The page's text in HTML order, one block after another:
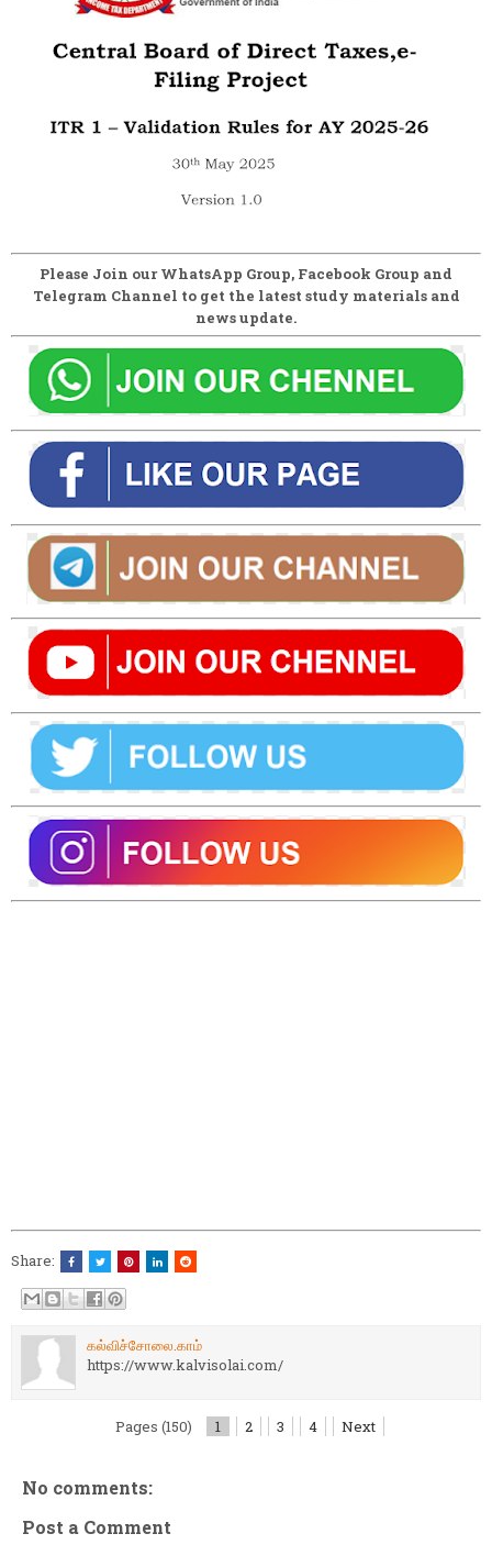
Please Join our WhatsApp Group, Facebook Group and
Telegram Channel to get the latest study materials and
news update.
Share:
கல்விச்சோலை.காம்
https://www.kalvisolai.com/
Pages (150) 1 2 3 4 Next
No comments:
Post a Comment